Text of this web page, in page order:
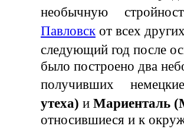
необычную стройность
Павловск от всех
следующий год после
было построено два
получивших немецкие
утеха) и Мариенталь
относившиеся и к